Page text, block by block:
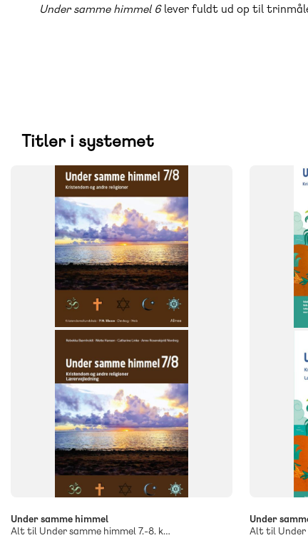
Under samme himmel 6lever fuldt ud op til
Titler i systemet
Under samme himmel
Kristendomskundskab
NIVEAU
7. klasse 8. klasse 9. klasse
Under samme himmel
Alt til Under samme himmel 7.-8. klasse
Under
NIVEAU
4. klasse
Under